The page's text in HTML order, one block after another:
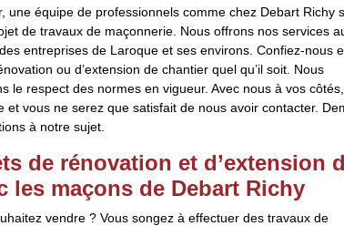
une équipe de professionnels comme chez Debart Richy
de travaux de maçonnerie. Nous offrons nos services
entreprises de Laroque et ses environs. Confiez-nous
ou d’extension de chantier quel qu’il soit. Nous
le respect des normes en vigueur. Avec nous à vos
vous ne serez que satisfait de nous avoir contacter.
à notre sujet.
de rénovation et d’extension
les maçons de Debart Richy
vendre ? Vous songez à effectuer des travaux de